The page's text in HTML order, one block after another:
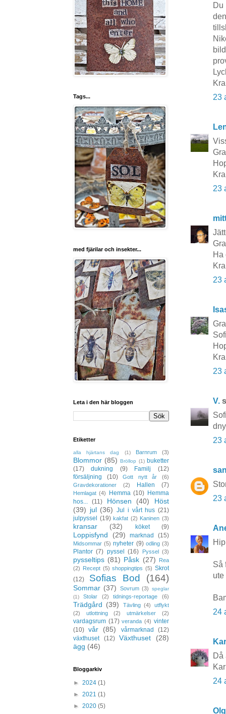
Du
23
23
Ha
23
23
V.
23
23
Så
ute
24
Då
24
Tags...
med fjärilar och insekter...
Leta i den här bloggen
Etiketter
alla hjärtans dag (1) Barnrum (3)
Blommor (85) Bröllop (1) buketter
(17)
dukning (9) Familj
(12)
försäljning
(10) Gott nytt år
(6)
Gravdekorationer
(2) Hallen (7)
Hemlagat (4) Hemma (10) Hemma
hos...
(11) Hönsen (40)
Höst
(39) jul (36) Jul i vårt hus (21)
julpyssel
(19) kakfat (2) Kaninen (3)
kransar (32) köket (9)
Loppisfynd (29) marknad (15)
Midsommar (5) nyheter (9) odling (3)
Plantor (7) pyssel (16) Pyssel (3)
pysseltips (81) Påsk (27)
Rea
(2) Recept (5) shoppingtips (5) Skrot
(12)
Sofias Bod (164)
Sommar (37) Sovrum (3)
speglar
(1)
Stolar (2) tidnings-reportage (6)
Trädgård (39) Tävling (4)
utflykt
(2)
utlottning (2) utmärkelser (2)
vardagsrum (17) veranda (4) vinter
(10) vår (85) vårmarknad
(12)
växthuset
(12) Växthuset
(28)
ägg (46)
Bloggarkiv
► 2024 (1)
► 2021 (1)
► 2020 (5)